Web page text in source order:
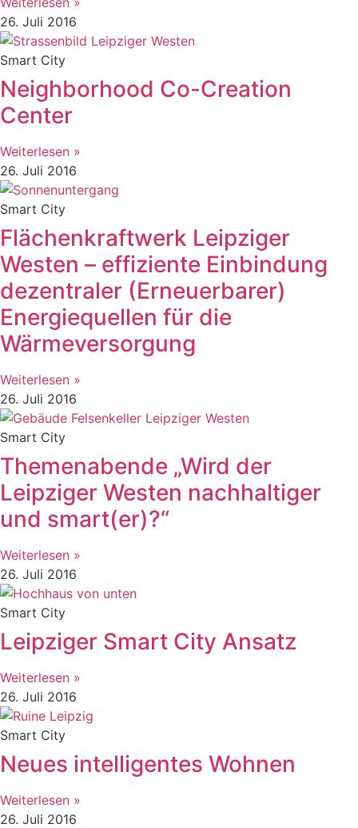
26. Juli 2016
Smart City
Neighborhood Co-Creation
Center
Weiterlesen »
26. Juli 2016
Smart City
Flächenkraftwerk Leipziger
Westen – effiziente Einbindung
dezentraler (Erneuerbarer)
Energiequellen für die
Wärmeversorgung
Weiterlesen »
26. Juli 2016
Smart City
Themenabende „Wird der
Leipziger Westen nachhaltiger
und smart(er)?“
Weiterlesen »
26. Juli 2016
Smart City
Leipziger Smart City Ansatz
Weiterlesen »
26. Juli 2016
Smart City
Neues intelligentes Wohnen
Weiterlesen »
26. Juli 2016